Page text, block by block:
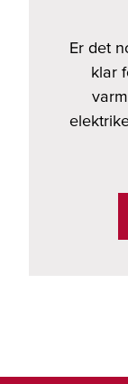
Er det
klar